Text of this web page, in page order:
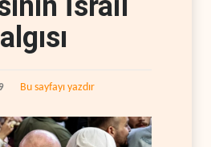
Bu sayfayı yazdır